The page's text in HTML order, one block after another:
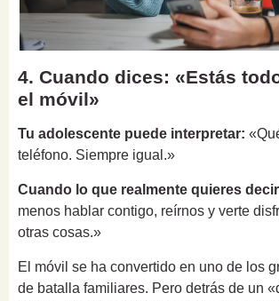
4. Cuando dices: «Estás
el móvil»
Tu adolescente puede interpretar:
teléfono. Siempre igual.»
Cuando lo que realmente quieres
menos hablar contigo, reírnos y verte
otras cosas.»
El móvil se ha convertido en uno de los
de batalla familiares. Pero detrás de un